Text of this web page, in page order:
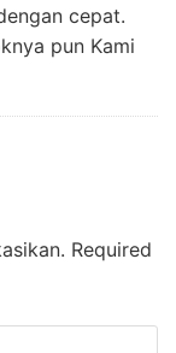
cepat.
pun Kami
Required